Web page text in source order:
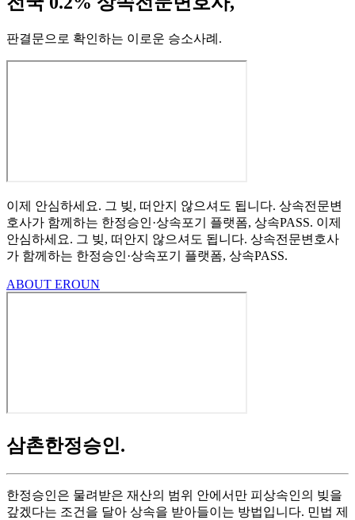
판결문으로 확인하는 이로운 승소사례 .
이제 안심하세요. 그 빚, 떠안지 않으셔도 됩니다. 상속전문변
호사가 함께하는 한정승인·상속포기 플랫폼, 상속PASS. 이제
안심하세요. 그 빚, 떠안지 않으셔도 됩니다. 상속전문변호사
가 함께하는 한정승인·상속포기 플랫폼, 상속PASS.
ABOUT EROUN
삼촌한정승인.
한정승인은 물려받은 재산의 범위 안에서만 피상속인의 빚을
갚겠다는 조건을 달아 상속을 받아들이는 방법입니다. 민법 제